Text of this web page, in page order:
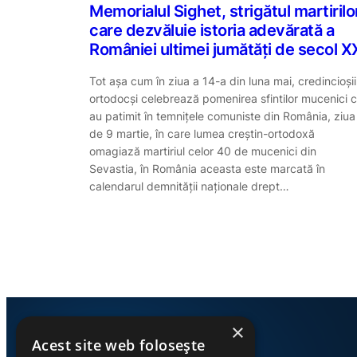
Memorialul Sighet, strigătul
care dezvăluie istoria adevărată a
României ultimei jumătăţi de secol
Tot așa cum în ziua a 14-a din luna mai, credincioșii
ortodocși celebrează pomenirea sfintilor mucenici
au patimit în temnițele comuniste din România, ziua
de 9 martie, în care lumea creștin-ortodoxă
omagiază martiriul celor 40 de mucenici din
Sevastia, în România aceasta este marcată în
calendarul demnității naționale drept…
×
Acest site web folosește